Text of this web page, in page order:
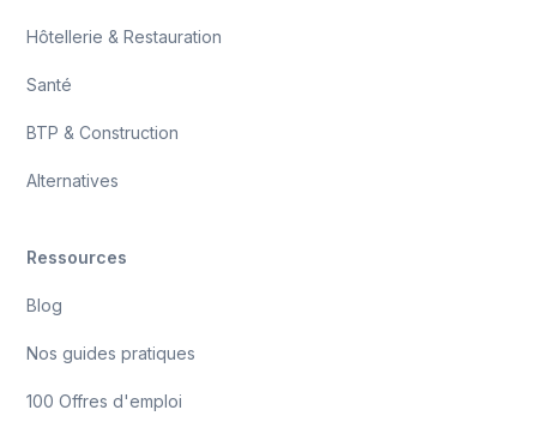
Hôtellerie & Restauration
Santé
BTP & Construction
Alternatives
Ressources
Blog
Nos guides pratiques
100 Offres d'emploi